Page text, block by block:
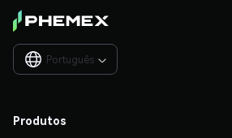
Português 
Produtos